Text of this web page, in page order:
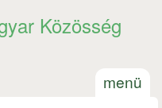
Közösség
menü